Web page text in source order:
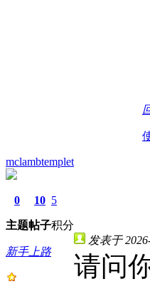
mclambtemplet
0
主题
10
帖子
5
积分
新手上路
发表于
请问